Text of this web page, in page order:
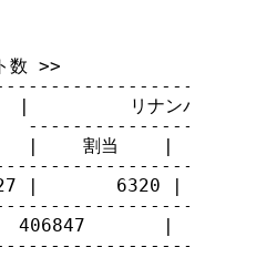
数 >>
|         リナンバ
|    割当    |    返
|       6320 |
|